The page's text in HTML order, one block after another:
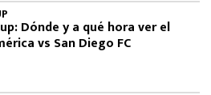
Dónde y a qué hora ver el
vs San Diego FC